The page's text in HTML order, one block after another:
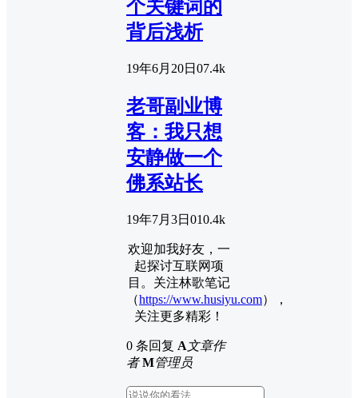
个关键词的
背后浅析
19年6月20日 07.4k
老哥副业博
客：我只想
安静做一个
佛系站长
19年7月3日 010.4k
欢迎加我好友，一
起探讨互联网项
目。关注林歌笔记
（https://www.husiyu.com），
关注更多精彩！
0 条回复 A文章作
者 M管理员